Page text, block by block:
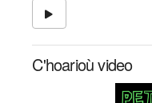
C'hoarioù video